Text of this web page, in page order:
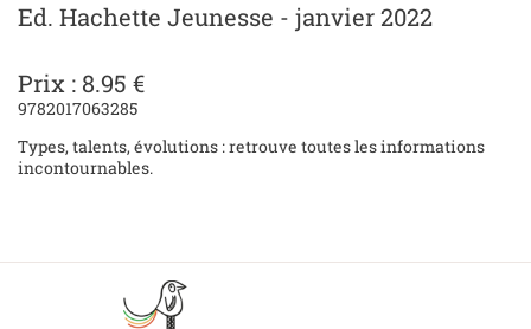
Ed. Hachette Jeunesse - janvier 2022
Prix : 8.95 €
9782017063285
Types, talents, évolutions : retrouve toutes les informations
incontournables.